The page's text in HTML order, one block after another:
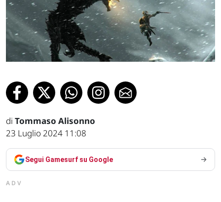
di Tommaso Alisonno
23 Luglio 2024 11:08
Segui Gamesurf su Google
ADV